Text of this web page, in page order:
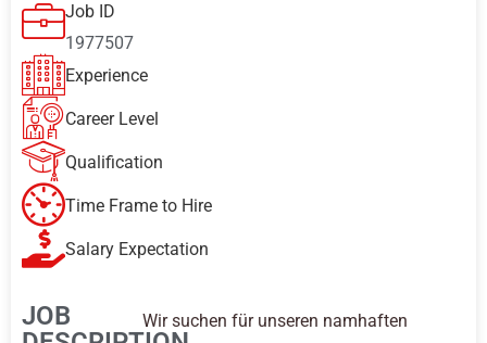
Job ID
1977507
Experience
Career Level
Qualification
Time Frame to Hire
Salary Expectation
JOB
Wir suchen für unseren namhaften